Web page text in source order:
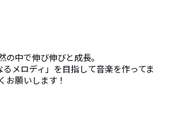
の中で伸び伸びと成長。
るメロディ」を目指して音楽を作ってま
お願いします！